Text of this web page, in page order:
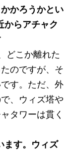
かろうかとい
らアチャク
どこか離れた
のですが、そ
す。ただ、外
、ウィズ塔や
タワーは貫く
す。ウィズ